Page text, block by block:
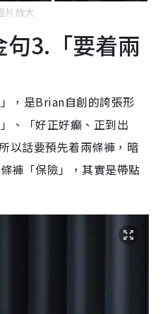
片放大
3.「要着兩
，是Brian自創的誇張形
、「好正好癲、正到出
以話要預先着兩條褲，暗
褲「保險」，其實是帶點